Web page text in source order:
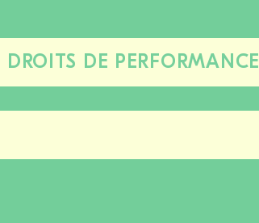
DE PERFORMANCE
Fermer/ouvrir
cette
section
cette